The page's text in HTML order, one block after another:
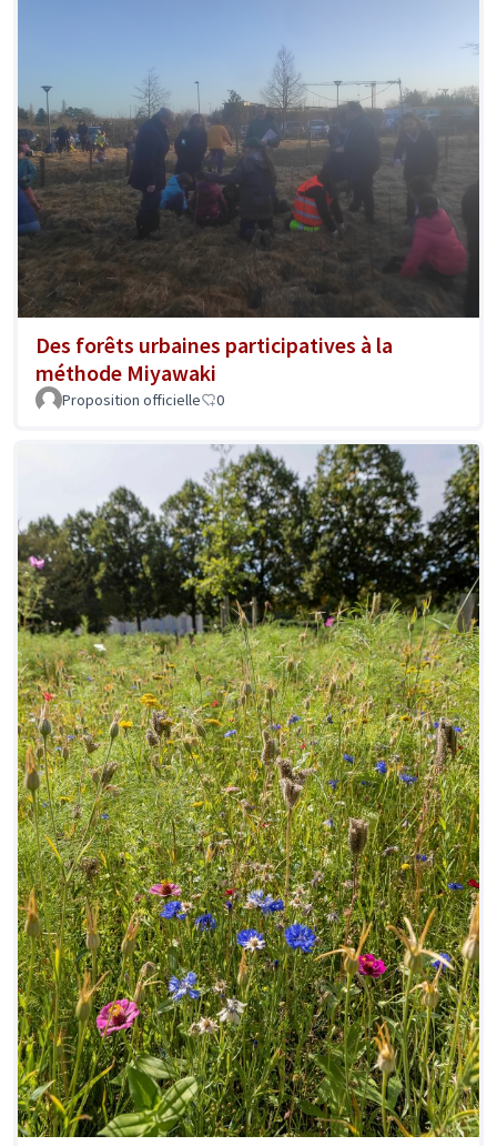
Des forêts urbaines participatives à la
méthode Miyawaki
Proposition officielle 0